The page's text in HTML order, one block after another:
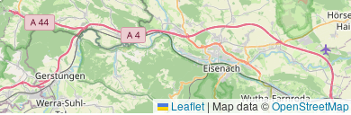
Leaflet | Map data ©OpenStreetMap